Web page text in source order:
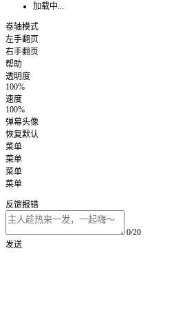
加载中...
卷轴模式
左手翻页
右手翻页
帮助
透明度
100%
速度
100%
弹幕头像
恢复默认
菜单
菜单
菜单
菜单
反馈报错
0/20
发送